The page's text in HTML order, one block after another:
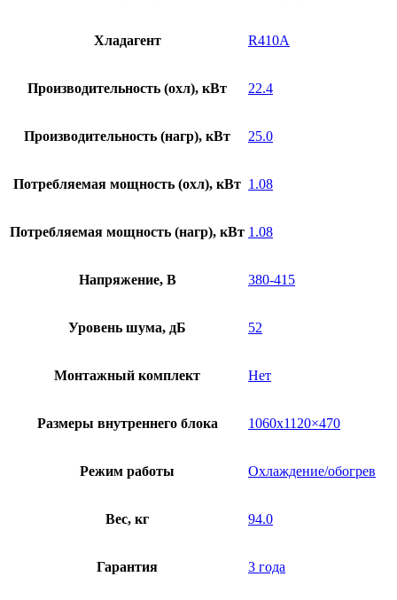
Хладагент R410A
Производительность (охл), кВт 22.4
Производительность (нагр), кВт 25.0
Потребляемая мощность (охл), кВт 1.08
Потребляемая мощность (нагр), кВт 1.08
Напряжение, В 380-415
Уровень шума, дБ 52
Монтажный комплект Нет
Размеры внутреннего блока 1060х1120×470
Режим работы Охлаждение/обогрев
Вес, кг 94.0
Гарантия 3 года